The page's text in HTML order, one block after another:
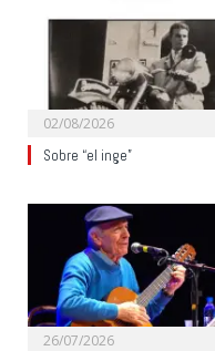
02/08/2026
Sobre “el inge”
26/07/2026